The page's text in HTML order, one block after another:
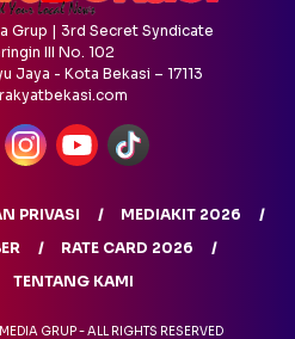
Grup | 3rd Secret Syndicate
III No. 102
Jaya - Kota Bekasi – 17113
PRIVASI
MEDIAKIT 2026
RATE CARD 2026
TENTANG KAMI
GRUP - ALL RIGHTS RESERVED